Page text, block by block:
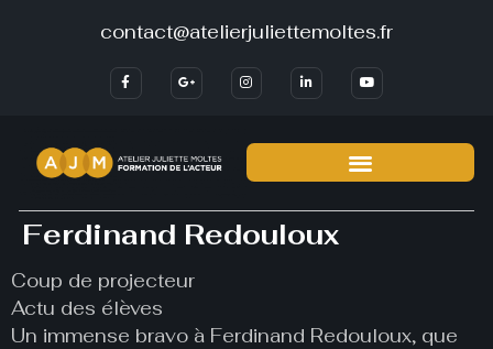
contact@atelierjuliettemoltes.fr
Ferdinand Redouloux
Coup de projecteur
Actu des élèves
Un immense bravo à Ferdinand Redouloux, que